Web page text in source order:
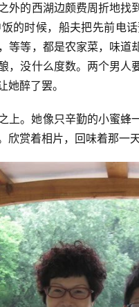
外的西湖边颇费周折地
的时候，船夫把先前电
等等，都是农家菜，味
，没什么度数。两个男
醉了罢。
上。她像只辛勤的小蜜
赏着相片，回味着那一